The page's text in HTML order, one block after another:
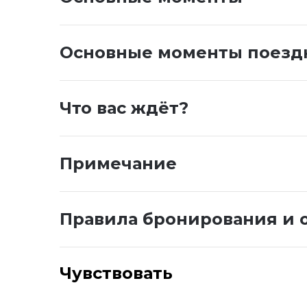
Основные моменты
Что вас ждёт?
Примечание
Правила бронирования и
Чувствовать